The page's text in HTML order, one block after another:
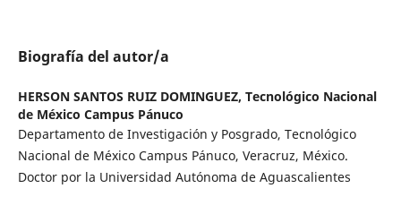
Biografía del autor/a
HERSON SANTOS RUIZ DOMINGUEZ, Tecnológico Nacional
de México Campus Pánuco
Departamento de Investigación y Posgrado, Tecnológico
Nacional de México Campus Pánuco, Veracruz, México.
Doctor por la Universidad Autónoma de Aguascalientes